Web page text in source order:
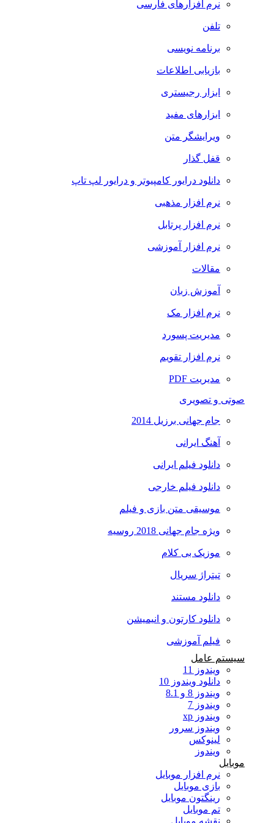
نرم افزارهای فارسی
تلفن
برنامه نویسی
بازیابی اطلاعات
ابزار رجیستری
ابزارهای مفید
ویرایشگر متن
قفل گذار
دانلود درایور کامپیوتر و درایور لپ تاپ
نرم افزار مذهبی
نرم افزار پرتابل
نرم افزار آموزشی
مقالات
آموزش زبان
نرم افزار مک
مدیریت پسورد
نرم افزار تقویم
مدیریت PDF
صوتی و تصویری
جام جهانی برزیل 2014
آهنگ ایرانی
دانلود فیلم ایرانی
دانلود فیلم خارجی
موسیقی متن بازی و فیلم
ویژه جام جهانی 2018 روسیه
موزیک بی کلام
تیتراژ سریال
دانلود مستند
دانلود کارتون و انیمیشن
فیلم آموزشی
سیستم عامل
ویندوز 11
دانلود ویندوز 10
ویندوز 8 و 8.1
ویندوز 7
ویندوز xp
ویندوز سرور
لینوکس
ویندوز
موبایل
نرم افزار موبایل
بازی موبایل
رینگتون موبایل
تم موبایل
نقشه موبایل